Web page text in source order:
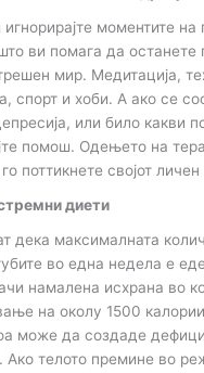
моментите на
ви помага да
мир. Медитација,
спорт и хоби. А ако се
или било какви
помош. Одењето на
поттикнете својот личен
диети
дека максималната
во една недела е
намалена исхрана во
на околу 1500
може да создаде
Ако телото премине во